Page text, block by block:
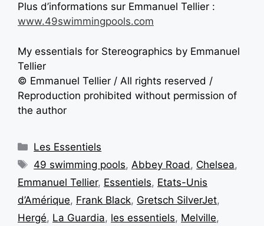
Plus d’informations sur Emmanuel Tellier :
www.49swimmingpools.com
My essentials for Stereographics by Emmanuel
Tellier
© Emmanuel Tellier / All rights reserved /
Reproduction prohibited without permission of
the author
Les Essentiels
49 swimming pools, Abbey Road , Chelsea,
Emmanuel Tellier, Essentiels, Etats-Unis
d’Amérique, Frank Black, Gretsch SilverJet,
Hergé, La Guardia, les essentiels, Melville,